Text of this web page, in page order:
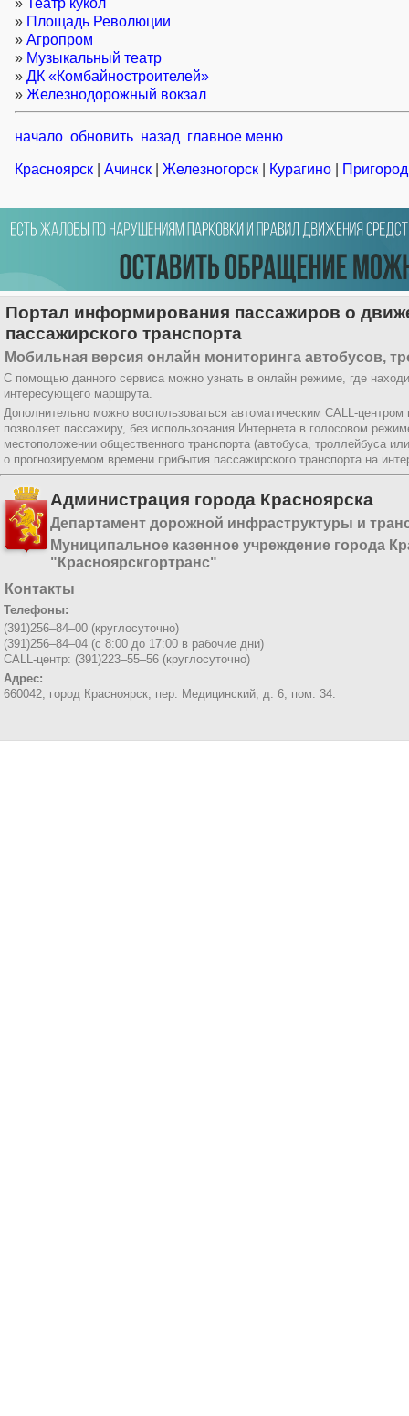
» Театр кукол
» Площадь Революции
» Агропром
» Музыкальный театр
» ДК «Комбайностроителей»
» Железнодорожный вокзал
начало обновить назад главное меню
Красноярск Ачинск Железногорск Курагино
Портал информирования пассажиров о
пассажирского транспорта
Мобильная версия онлайн мониторинга автобусов,
С помощью данного сервиса можно узнать в онлайн режиме, где
интересующего маршрута.
Дополнительно можно воспользоваться автоматическим CALL-
позволяет пассажиру, без использования Интернета в голосовом
местоположении общественного транспорта (автобуса, троллейбуса
о прогнозируемом времени прибытия пассажирского транспорта на
Администрация города Красноярска
Департамент дорожной инфраструктуры и
Муниципальное казенное учреждение города
"Красноярскгортранс"
Контакты
Телефоны:
(391)256–84–00 (круглосуточно)
(391)256–84–04 (с 8:00 до 17:00 в рабочие дни)
CALL-центр: (391)223–55–56 (круглосуточно)
Адрес:
660042, город Красноярск, пер. Медицинский, д. 6, пом. 34.